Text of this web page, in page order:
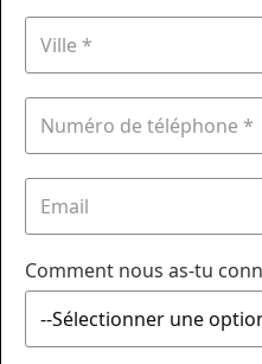
Comment nous as-tu